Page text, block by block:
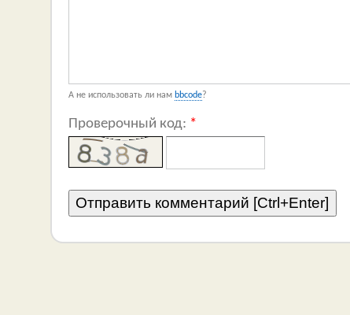
А не использовать ли нам bbcode?
Проверочный код: *